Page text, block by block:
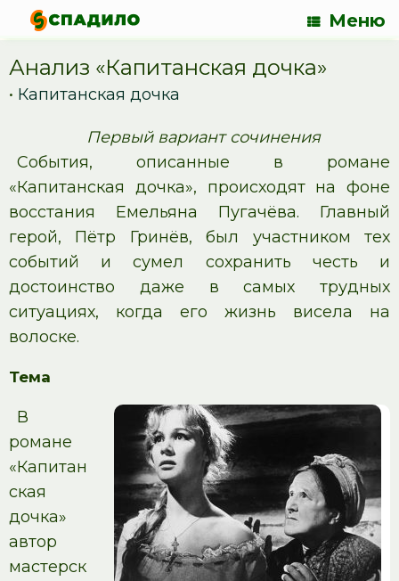
Меню
Анализ «Капитанская дочка»
• Капитанская дочка
Первый вариант сочинения
События, описанные в романе
«Капитанская дочка», происходят на фоне
восстания Емельяна Пугачёва. Главный
герой, Пётр Гринёв, был участником тех
событий и сумел сохранить честь и
достоинство даже в самых трудных
ситуациях, когда его жизнь висела на
волоске.
Тема
В
романе
«Капитан
ская
дочка»
автор
мастерск